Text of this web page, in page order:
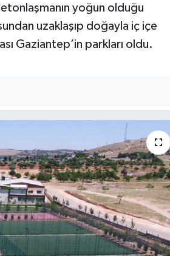
yoğun olduğu
uzaklaşıp doğayla iç içe
Gaziantep’in parkları oldu.